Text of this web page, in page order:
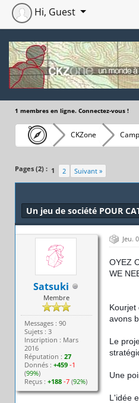
Hi, Guest
1 membres en ligne. Connectez-vous !
CKZone
Pages (2) : 1 2 Suivant »
Un jeu de société POUR
Satsuki
Membre
Messages : 90
Sujets : 3
Inscription : Mars
2016
Réputation :27
Donnés :+459 -1
(99%)
Reçus :+188 -7 (92%)
Jeu.
OYEZ
WE
Kourjet
avons
Le
Une
L'idée